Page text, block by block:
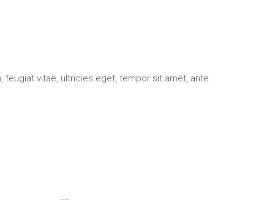
vitae, ultricies eget, tempor sit amet, ante.